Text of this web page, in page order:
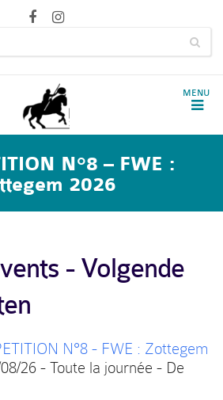
N°8 – FWE :
2026
- Volgende
N°8 - FWE : Zottegem
26 - Toute la journée - De